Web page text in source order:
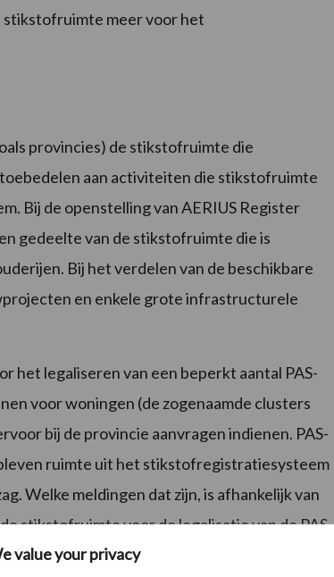
value your privacy
stikstofruimte meer voor het
provincies) de stikstofruimte die
aan activiteiten die stikstofruimte
Bij de openstelling van AERIUS Register
gedeelte van de stikstofruimte die is
Bij het verdelen van de beschikbare
en enkele grote infrastructurele
het legaliseren van een beperkt aantal PAS-
voor woningen (de zogenaamde clusters
bij de provincie aanvragen indienen. PAS-
ruimte uit het stikstofregistratiesysteem
Welke meldingen dat zijn, is afhankelijk van
stikstofruimte voor de legalisatie van de PAS-